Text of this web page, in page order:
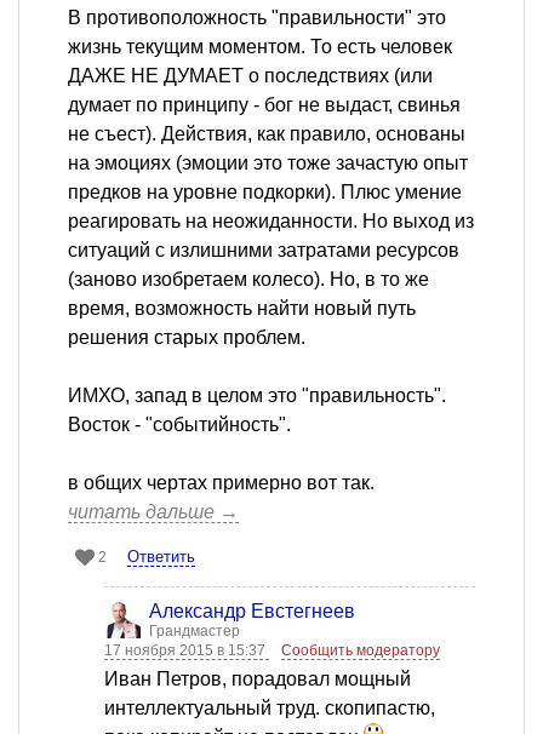
В противоположность "правильности" это
жизнь текущим моментом. То есть человек
ДАЖЕ НЕ ДУМАЕТ о последствиях (или
думает по принципу - бог не выдаст, свинья
не съест). Действия, как правило, основаны
на эмоциях (эмоции это тоже зачастую опыт
предков на уровне подкорки). Плюс умение
реагировать на неожиданности. Но выход из
ситуаций с излишними затратами ресурсов
(заново изобретаем колесо). Но, в то же
время, возможность найти новый путь
решения старых проблем.
ИМХО, запад в целом это "правильность".
Восток - "событийность".
в общих чертах примерно вот так.
читать дальше →
2 Ответить
Александр Евстегнеев
Грандмастер
17 ноября 2015 в 15:37
Сообщить модератору
Иван Петров, порадовал мощный
интеллектуальный труд. скопипастю,